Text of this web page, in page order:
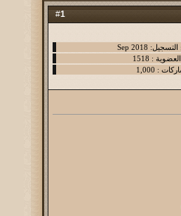
#
1